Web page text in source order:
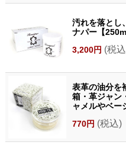
汚れを落とし
ナパー【
3,200円 (税
表革の油分を
箱・革ジャン
ャメルやベー
770円 (税込)